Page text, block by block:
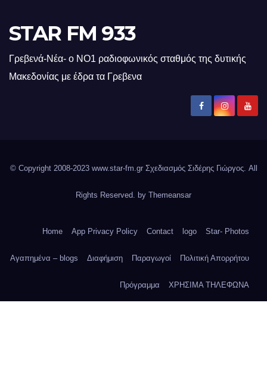
STAR FM 933
Γρεβενά-Νέα- ο ΝΟ1 ραδιοφωνικός σταθμός της δυτικής
Μακεδονίας με έδρα τα Γρεβενα
© Copyright 2008-2023 www.star-fm.gr Σχεδιασμός Σιδέρης Γιώργος. All
Rights Reserved. by Themeansar
Home App Privacy Policy Contact logo Star- Photos
Αγαπημένα – blogs Διαφήμιση Παραγωγοί Πολιτική Απορρήτου
Πρόγραμμα ΧΡΗΣΙΜΑ ΤΗΛΕΦΩΝΑ